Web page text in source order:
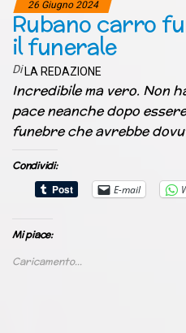
26 Giugno 2024
Rubano carro
il funerale
Di LA REDAZIONE
Incredibile ma vero. Non
pace neanche dopo
funebre che avrebbe
Condividi:
E-mail
Mi piace:
Caricamento...